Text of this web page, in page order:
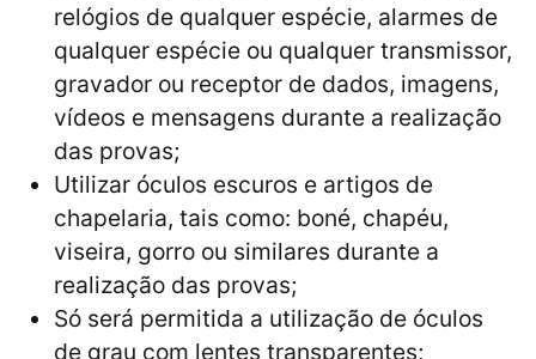
relógios de qualquer espécie, alarmes de
qualquer espécie ou qualquer transmissor,
gravador ou receptor de dados, imagens,
vídeos e mensagens durante a realização
das provas;
Utilizar óculos escuros e artigos de
chapelaria, tais como: boné, chapéu,
viseira, gorro ou similares durante a
realização das provas;
Só será permitida a utilização de óculos
de grau com lentes transparentes;